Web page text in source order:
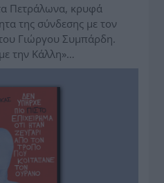
Πετράλωνα, κρυφά
της σύνδεσης με τον
Γιώργου Συμπάρδη.
την Κάλλη»…